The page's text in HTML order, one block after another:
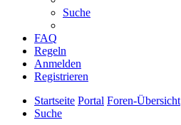
Suche
FAQ
Regeln
Anmelden
Registrieren
Startseite Portal Foren-Übersicht
Suche